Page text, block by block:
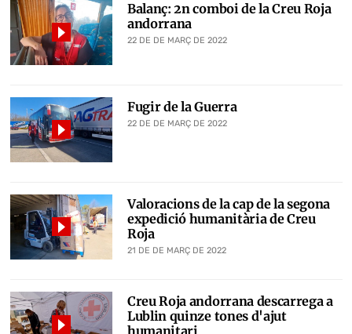
Balanç: 2n comboi de la Creu Roja
andorrana
22 DE DE MARÇ DE 2022
Fugir de la Guerra
22 DE DE MARÇ DE 2022
Valoracions de la cap de la segona
expedició humanitària de Creu
Roja
21 DE DE MARÇ DE 2022
Creu Roja andorrana descarrega a
Lublin quinze tones d'ajut
humanitari